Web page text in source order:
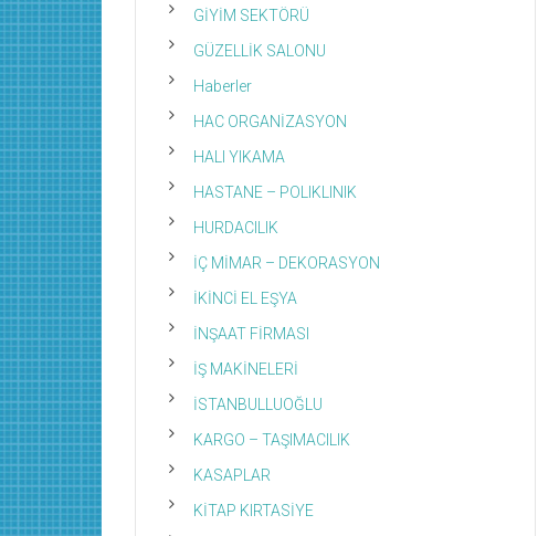
GİYİM SEKTÖRÜ
GÜZELLİK SALONU
Haberler
HAC ORGANİZASYON
HALI YIKAMA
HASTANE – POLIKLINIK
HURDACILIK
İÇ MİMAR – DEKORASYON
İKİNCİ EL EŞYA
İNŞAAT FİRMASI
İŞ MAKİNELERİ
İSTANBULLUOĞLU
KARGO – TAŞIMACILIK
KASAPLAR
KİTAP KIRTASİYE